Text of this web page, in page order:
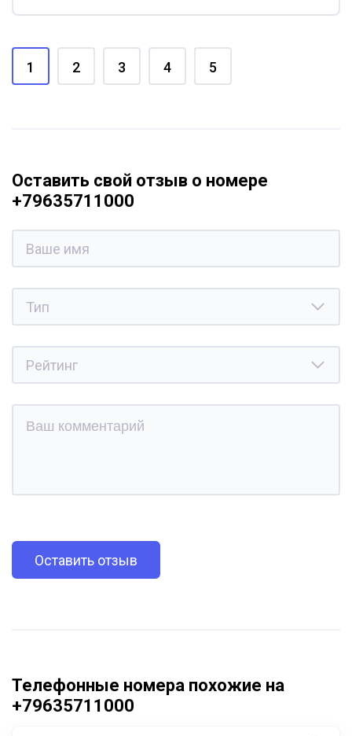
1 2 3 4 5
Оставить свой отзыв о номере
+79635711000
Оставить отзыв
Телефонные номера похожие на
+79635711000